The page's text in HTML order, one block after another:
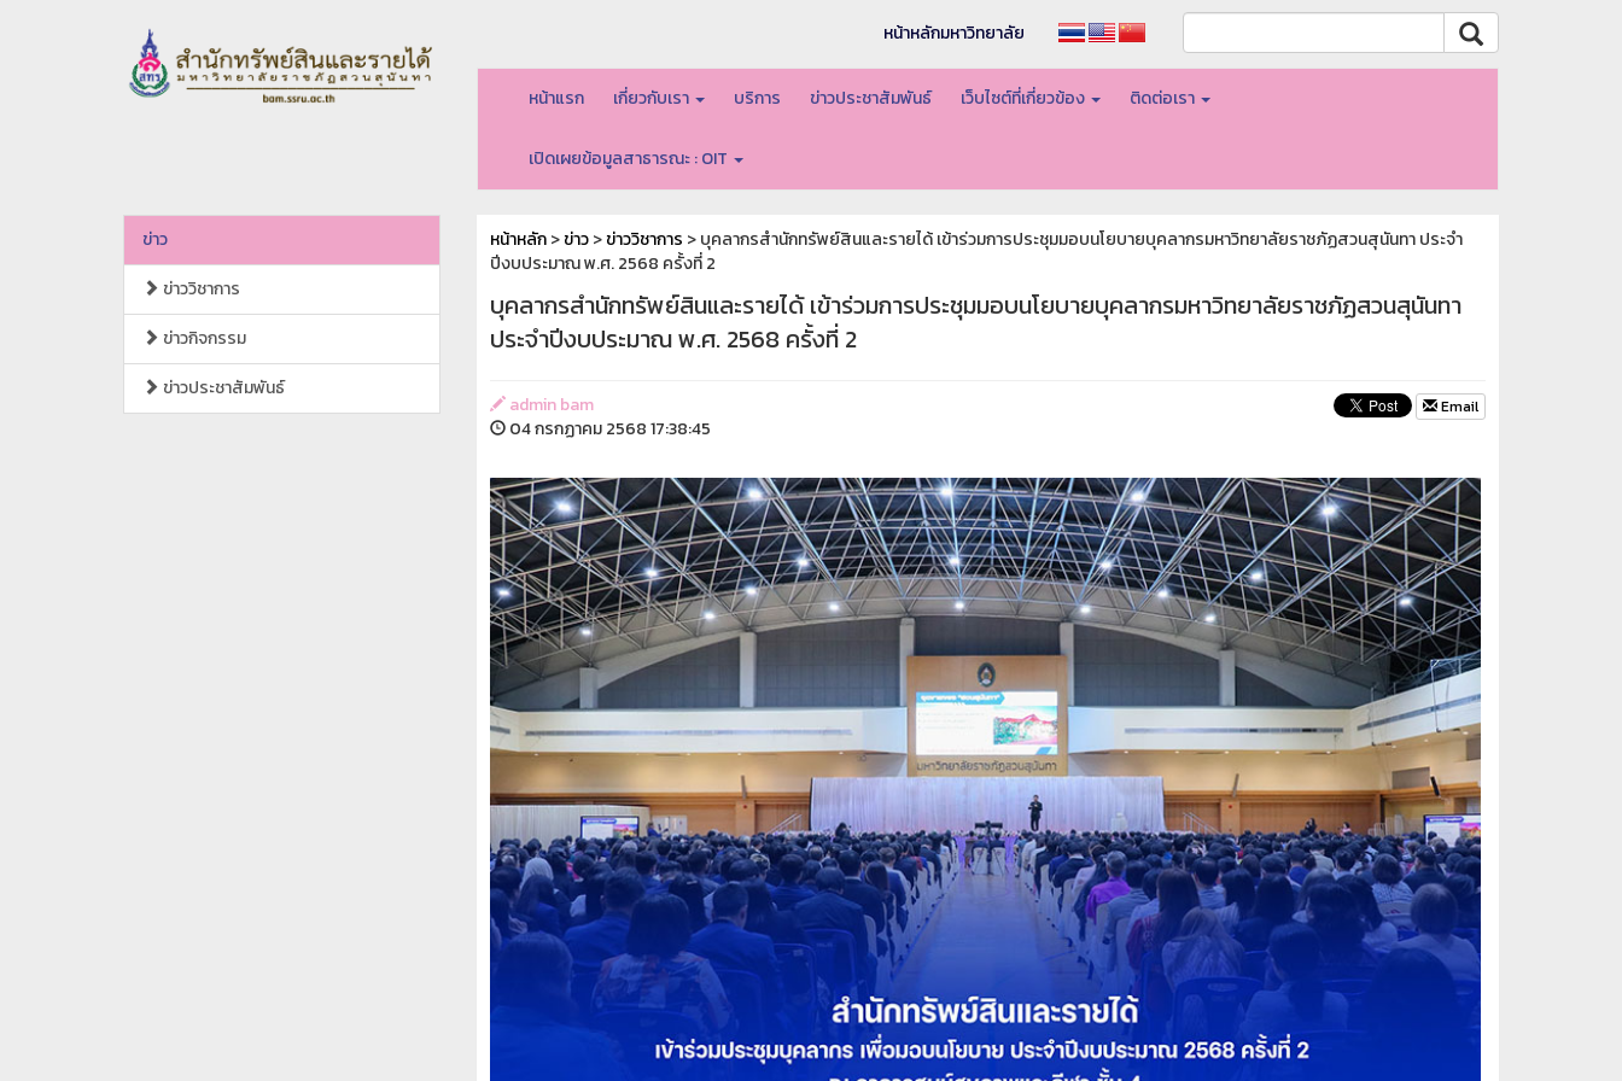
หน้าหลักมหาวิทยาลัย
หน้าแรก เกี่ยวกับเรา บริการ ข่าวประชาสัมพันธ์ เว็บไซต์ที่เกี่ยวข้อง ติดต่อเรา
เปิดเผยข้อมูลสาธารณะ : OIT
ข่าว
ข่าววิชาการ
ข่าวกิจกรรม
ข่าวประชาสัมพันธ์
หน้าหลัก>ข่าว>ข่าววิชาการ > บุคลากรสำนักทรัพย์สินและรายได้ เข้าร่วมการประชุมมอบนโยบายบุคลากรมหาวิทยาลัยราชภัฏสวนสุนันทา ประจำ
ปีงบประมาณ พ.ศ. 2568 ครั้งที่ 2
บุคลากรสำนักทรัพย์สินและรายได้ เข้าร่วมการประชุมมอบนโยบายบุคลากรมหาวิทยาลัยราชภัฏสวนสุนันทา
ประจำปีงบประมาณ พ.ศ. 2568 ครั้งที่ 2
admin bam
04 กรกฏาคม 2568 17:38:45
Email